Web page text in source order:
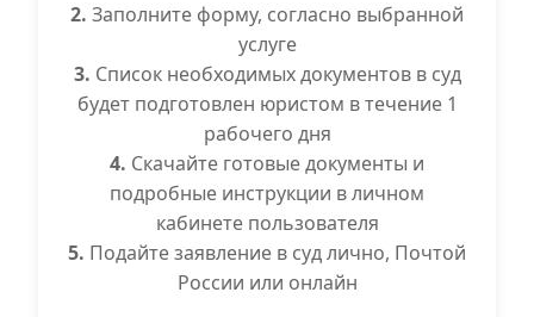
2. Заполните форму, согласно выбранной
услуге
3. Список необходимых документов в суд
будет подготовлен юристом в течение 1
рабочего дня
4. Скачайте готовые документы и
подробные инструкции в личном
кабинете пользователя
5. Подайте заявление в суд лично, Почтой
России или онлайн